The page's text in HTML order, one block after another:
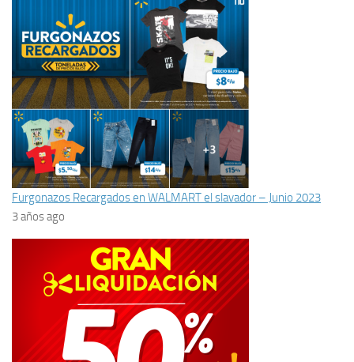
Furgonazos Recargados en WALMART el slavador – Junio 2023
3 años ago